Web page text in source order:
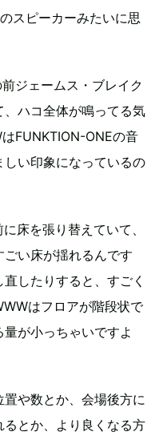
スピーカーみたいに思
前ジェームス・ブレイク
ハコ全体が鳴ってる気
FUNKTION-ONEの音
い印象になっているの
床を張り替えていて、
い床が揺れるんです
したりすると、すごく
はフロアが階段状で
が小っちゃいですよ
置や数とか、会場後方に
とか、より良くなる方